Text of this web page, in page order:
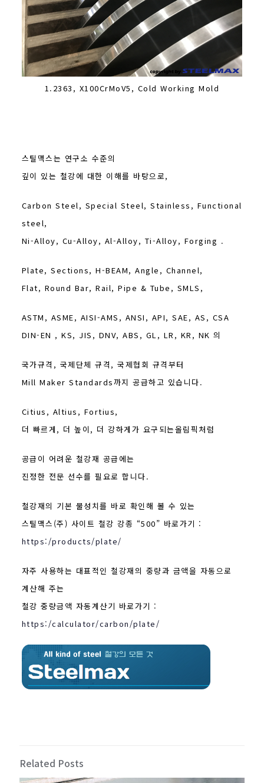
1.2363, X100CrMoV5, Cold Working Mold
스틸맥스는 연구소 수준의
깊이 있는 철강에 대한 이해를 바탕으로,
Carbon Steel, Special Steel, Stainless, Functional
steel,
Ni-Alloy, Cu-Alloy, Al-Alloy, Ti-Alloy, Forging .
Plate, Sections, H-BEAM, Angle, Channel,
Flat, Round Bar, Rail, Pipe & Tube, SMLS,
ASTM, ASME, AISI-AMS, ANSI, API, SAE, AS, CSA
DIN-EN , KS, JIS, DNV, ABS, GL, LR, KR, NK 의
국가규격, 국제단체 규격, 국제협회 규격부터
Mill Maker Standards까지 공급하고 있습니다.
Citius, Altius, Fortius,
더 빠르게, 더 높이, 더 강하게가 요구되는올림픽처럼
공급이 어려운 철강재 공급에는
진정한 전문 선수를 필요로 합니다.
철강재의 기본 물성치를 바로 확인해 볼 수 있는
스틸맥스(주) 사이트 철강 강종 “500” 바로가기 :
https:/products/plate/
자주 사용하는 대표적인 철강재의 중량과 금액을 자동으로
계산해 주는
철강 중량금액 자동계산기 바로가기 :
https:/calculator/carbon/plate/
Related Posts